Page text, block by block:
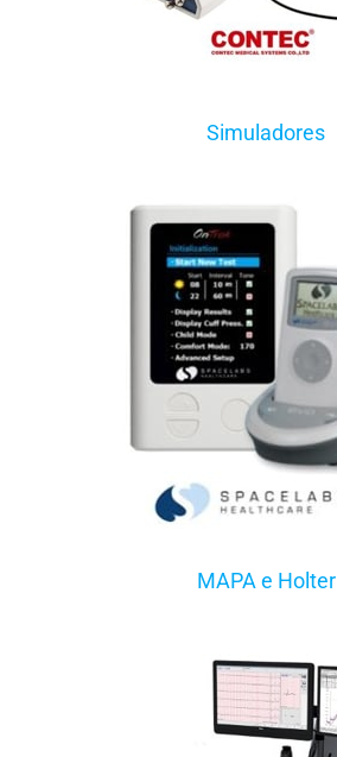
Simuladores
MAPA e Holter